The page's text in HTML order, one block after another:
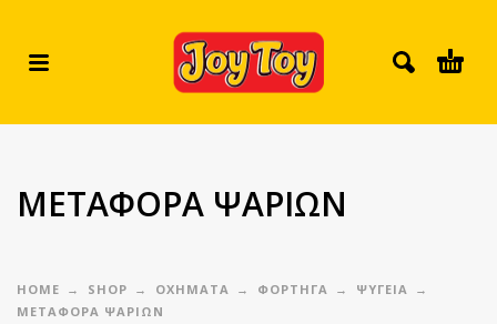
ΜΕΤΑΦΟΡΑ ΨΑΡΙΩΝ
HOME SHOP ΟΧΗΜΑΤΑ ΦΟΡΤΗΓΑ
ΨΥΓΕΙΑ
ΜΕΤΑΦΟΡΑ ΨΑΡΙΩΝ